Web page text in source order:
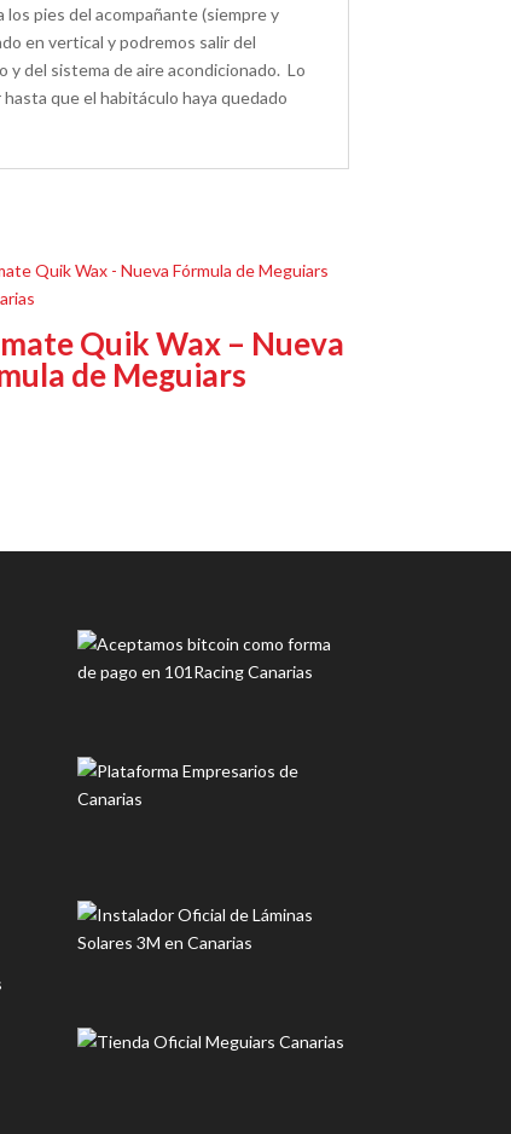
pies del acompañante (siempre y
en vertical y podremos salir del
y del sistema de aire acondicionado.Lo
que el habitáculo haya quedado
Quik Wax – Nueva
de Meguiars